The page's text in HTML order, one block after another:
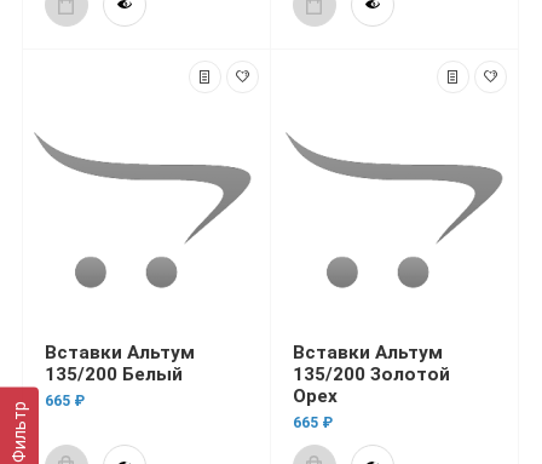
Фильтр
Вставки Альтум
135/200 Белый
665 ₽
Вставки Альтум
135/200 Золотой
Орех
665 ₽